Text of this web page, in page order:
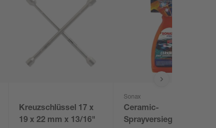
Kreuzschlüssel 17 x
19 x 22 mm x 13/16"
Sonax
Ceramic-
Sprayversiegelung